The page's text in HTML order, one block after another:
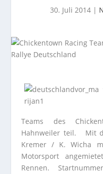
30. Juli 2014|
Teams des
Hahnweiler teil. Mit
Kremer / K. Wicha
Motorsport
Rennen.